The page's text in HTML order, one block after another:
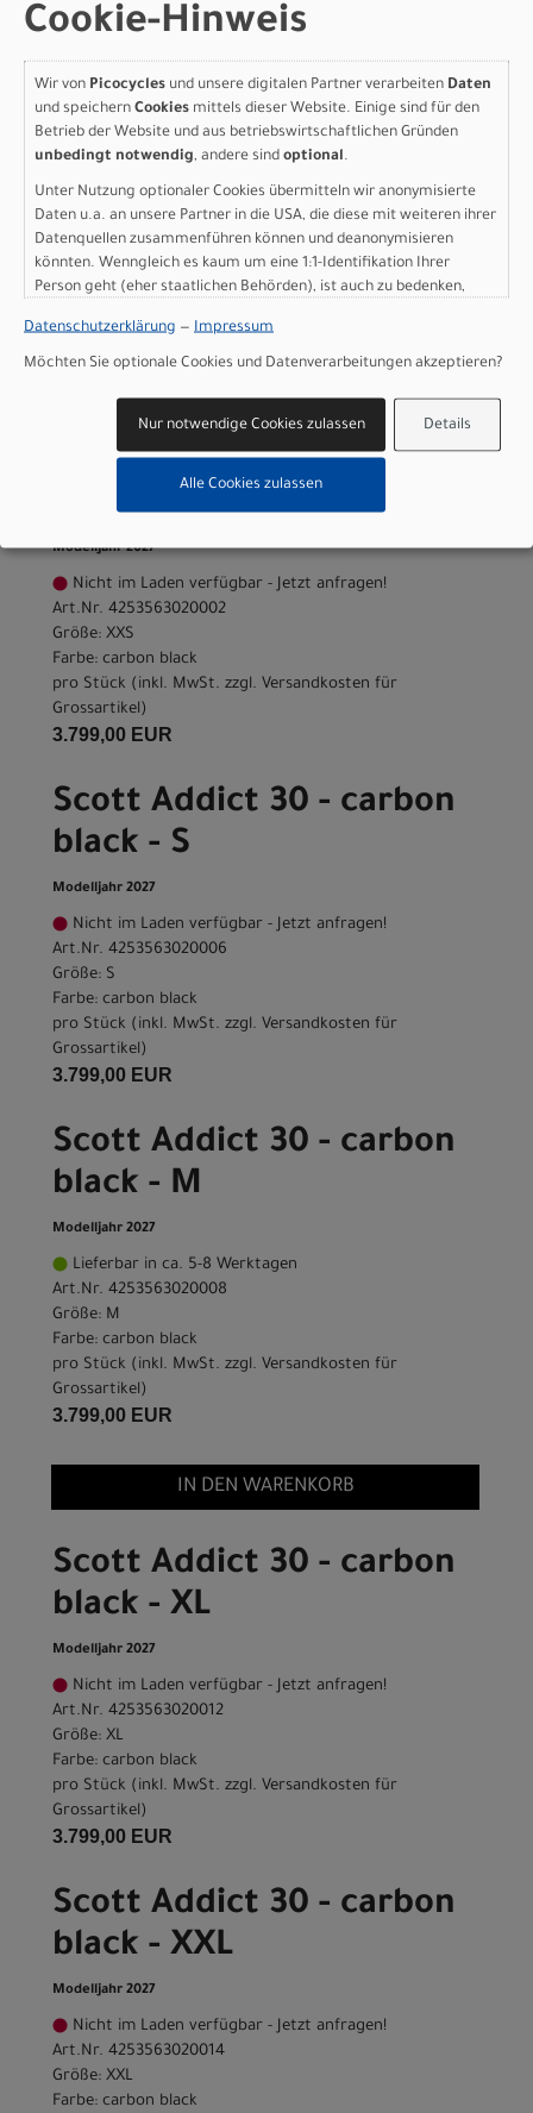
Scott Addict 30 - carbon
black - XS
Modelljahr 2027
Jetzt anfragen & Probe fahren - sofort im Laden
verfügbar!
Art.Nr. 4253563020004
Größe: XS
Farbe: carbon black
pro Stück (inkl. MwSt. zzgl.Versandkosten für
Grossartikel)
Scott Addict 30 - carbon
black - XXS
Modelljahr 2027
Nicht im Laden verfügbar - Jetzt anfragen!
Art.Nr. 4253563020002
Größe: XXS
Farbe: carbon black
pro Stück (inkl. MwSt. zzgl. Versandkosten für
Grossartikel)
3.799,00 EUR
Scott Addict 30 - carbon
black - S
Modelljahr 2027
Nicht im Laden verfügbar - Jetzt anfragen!
Art.Nr. 4253563020006
Größe: S
Farbe: carbon black
pro Stück (inkl. MwSt. zzgl. Versandkosten für
Grossartikel)
3.799,00 EUR
Scott Addict 30 - carbon
black - M
Modelljahr 2027
Lieferbar in ca. 5-8 Werktagen
Art.Nr. 4253563020008
Größe: M
Farbe: carbon black
pro Stück (inkl. MwSt. zzgl. Versandkosten für
Grossartikel)
3.799,00 EUR
IN DEN WARENKORB
Scott Addict 30 - carbon
black - XL
Modelljahr 2027
Nicht im Laden verfügbar - Jetzt anfragen!
Art.Nr. 4253563020012
Größe: XL
Farbe: carbon black
pro Stück (inkl. MwSt. zzgl. Versandkosten für
Grossartikel)
3.799,00 EUR
Scott Addict 30 - carbon
black - XXL
Modelljahr 2027
Nicht im Laden verfügbar - Jetzt anfragen!
Art.Nr. 4253563020014
Größe: XXL
Farbe: carbon black
Cookie-Hinweis
Wir von Picocycles und unsere digitalen Partner verarbeiten Daten
und speichern Cookies mittels dieser Website. Einige sind für den
Betrieb der Website und aus betriebswirtschaftlichen Gründen
unbedingt notwendig, andere sind optional.
Unter Nutzung optionaler Cookies übermitteln wir anonymisierte
Daten u.a. an unsere Partner in die USA, die diese mit weiteren ihrer
Datenquellen zusammenführen können und deanonymisieren
könnten. Wenngleich es kaum um eine 1:1-Identifikation Ihrer
Person geht (eher staatlichen Behörden), ist auch zu bedenken,
sind wie bei uns in der Europäischen Union.
Datenschutzerklärung — Impressum
Möchten Sie optionale Cookies und Datenverarbeitungen akzeptieren?
Details
Nur notwendige Cookies zulassen
Alle Cookies zulassen